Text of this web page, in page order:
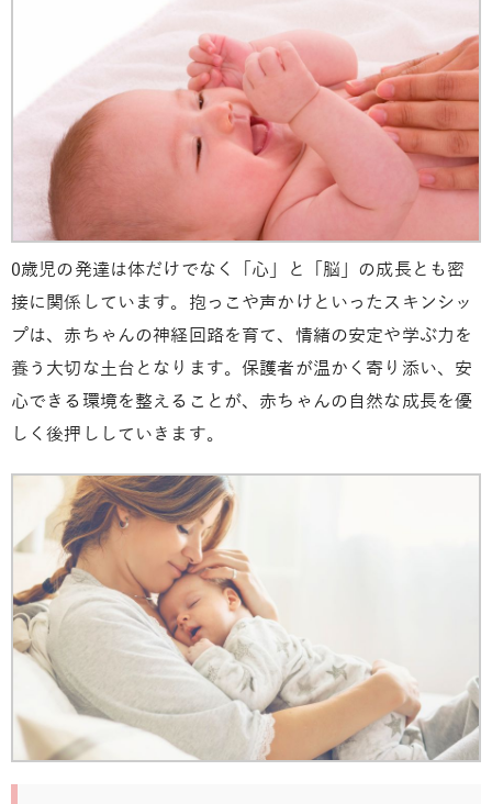
0歳児の発達は体だけでなく「心」と「脳」の成長とも密
接に関係しています。抱っこや声かけといったスキンシッ
プは、赤ちゃんの神経回路を育て、情緒の安定や学ぶ力を
養う大切な土台となります。保護者が温かく寄り添い、安
心できる環境を整えることが、赤ちゃんの自然な成長を優
しく後押ししていきます。